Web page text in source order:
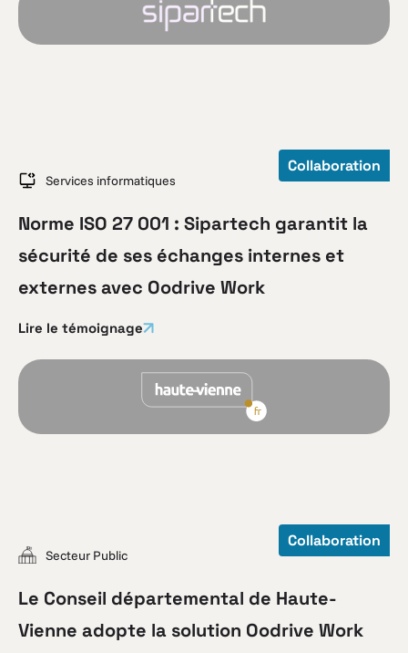
Collaboration
Services informatiques
Norme ISO 27 001 : Sipartech garantit la
sécurité de ses échanges internes et
externes avec Oodrive Work
Lire le témoignage
Collaboration
Secteur Public
Le Conseil départemental de Haute-
Vienne adopte la solution Oodrive Work